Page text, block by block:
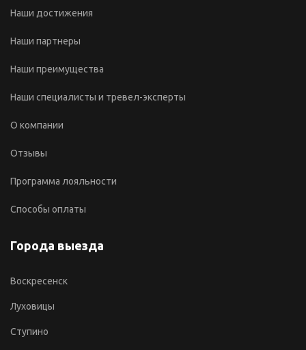
Наши достижения
Наши партнеры
Наши преимущества
Наши специалисты и тревел-эксперты
О компании
Отзывы
Программа лояльности
Способы оплаты
Города выезда
Воскресенск
Луховицы
Ступино